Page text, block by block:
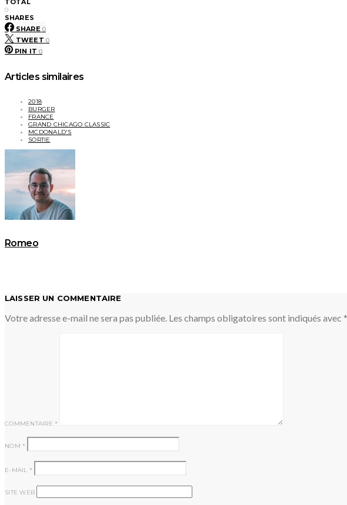
TOTAL
0
SHARES
SHARE 0
TWEET 0
PIN IT 0
Articles similaires
2018
BURGER
FRANCE
GRAND CHICAGO CLASSIC
MCDONALD'S
SORTIE
Romeo
LAISSER UN COMMENTAIRE
Votre adresse e-mail ne sera pas publiée. Les champs obligatoires sont indiqués avec *
COMMENTAIRE *
NOM *
E-MAIL *
SITE WEB